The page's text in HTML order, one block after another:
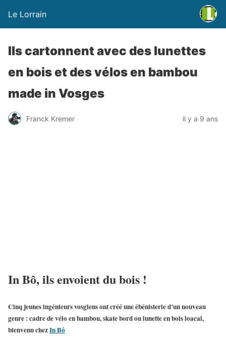
Le Lorrain
Ils cartonnent avec des lunettes
en bois et des vélos en bambou
made in Vosges
Franck Kremer il y a 9 ans
In Bô, ils envoient du bois !
Cinq jeunesingénieurs vosgiensont créé uneébénisteried’un nouveau
genre : cadre de vélo en bambou, skate bord ou lunette en bois loacal,
bienvenu chezIn Bô